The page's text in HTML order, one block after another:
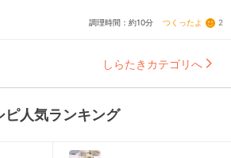
調理時間：約10分 つくったよ 2
しらたきカテゴリへ
ピ人気ランキング